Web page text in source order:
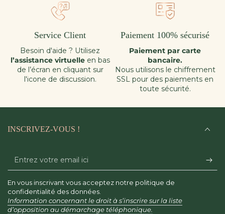
Service Client
Besoin d'aide ? Utilisez
l’assistance virtuelle en bas
de l’écran en cliquant sur
l'icone de discussion.
Paiement 100% sécurisé
Paiement par carte
bancaire.
Nous utilisons le chiffrement
SSL pour des paiements en
toute sécurité.
INSCRIVEZ-VOUS !
Entrez
votre
email
ici
En vous inscrivant vous acceptez notre politique de
confidentialité des données.
Information concernant le droit à s’inscrire sur la liste
d’opposition au démarchage téléphonique.